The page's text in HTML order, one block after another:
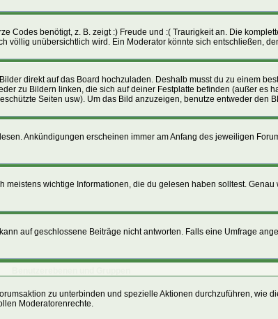
Codes benötigt, z. B. zeigt :) Freude und :( Traurigkeit an. Die
unübersichtlich wird. Ein Moderator könnte sich entschließen,
direkt auf das Board hochzuladen. Deshalb musst du zu einem
zu Bildern linken, die sich auf deiner Festplatte befinden (außer es
Seiten usw). Um das Bild anzuzeigen, benutze entweder den
Ankündigungen erscheinen immer am Anfang des jeweiligen
wichtige Informationen, die du gelesen haben solltest.
auf geschlossene Beiträge nicht antworten. Falls eine Umfrage
zu unterbinden und spezielle Aktionen durchzuführen, wie
Moderatorenrechte.